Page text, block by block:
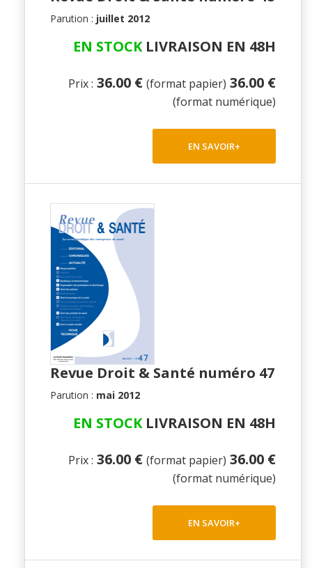
Parution : juillet 2012
EN STOCKLIVRAISON EN 48H
Prix : 36.00 € (format papier) 36.00 €
(format numérique)
EN SAVOIR+
Revue Droit & Santé numéro 47
Parution : mai 2012
EN STOCKLIVRAISON EN 48H
Prix : 36.00 € (format papier) 36.00 €
(format numérique)
EN SAVOIR+